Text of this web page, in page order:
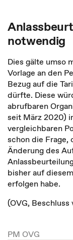
notwendig
Dies gälte umso
Vorlage an den
Bezug auf die
dürfte. Diese
abrufbaren
seit März 2020)
vergleichbaren
schon die Frage,
Ände­rung des
bisher auf
erfol­gen habe.
(OVG, Beschluss
PM OVG